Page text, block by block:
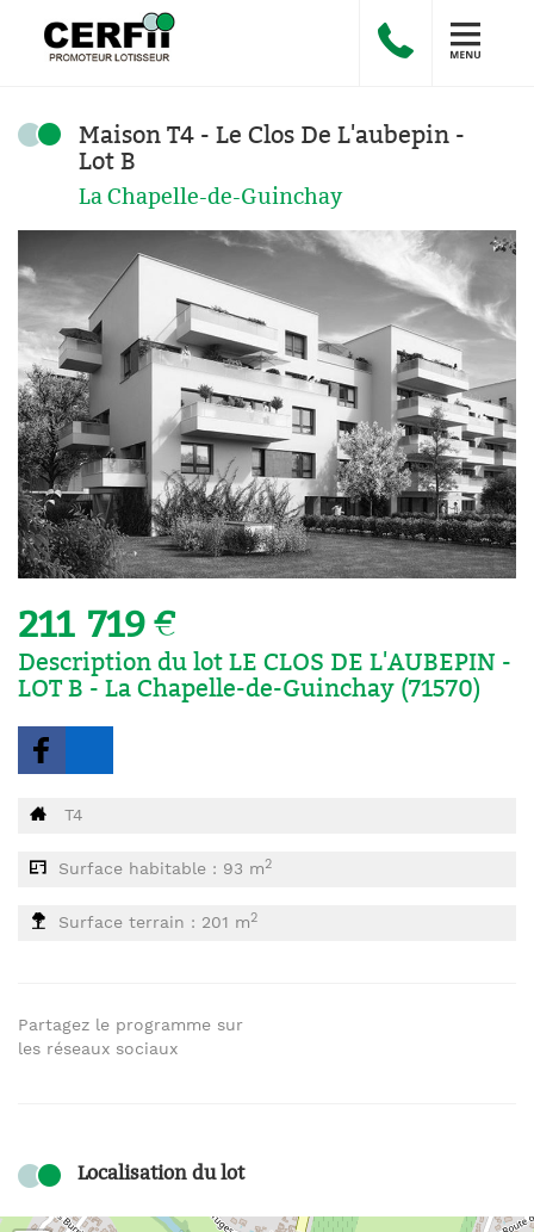
Maison T4 - Le Clos De L'aubepin -
Lot B
La Chapelle-de-Guinchay
211 719 €
Description du lot LE CLOS DE L'AUBEPIN -
LOT B - La Chapelle-de-Guinchay (71570)
T4
Surface habitable : 93 m2
Surface terrain : 201 m2
Partagez le programme sur
les réseaux sociaux
Localisation du lot